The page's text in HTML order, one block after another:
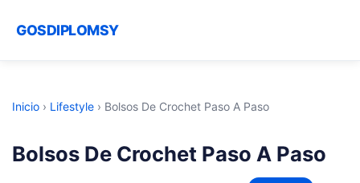
GOSDIPLOMSY
Inicio › Lifestyle › Bolsos De Crochet Paso A Paso
Bolsos De Crochet Paso A Paso